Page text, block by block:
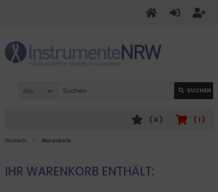
Alle SUCHEN
( 1 )
( 0 )
Startseite Warenkorb
IHR WARENKORB ENTHÄLT: